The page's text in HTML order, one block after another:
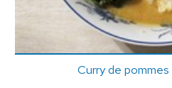
Curry de pommes